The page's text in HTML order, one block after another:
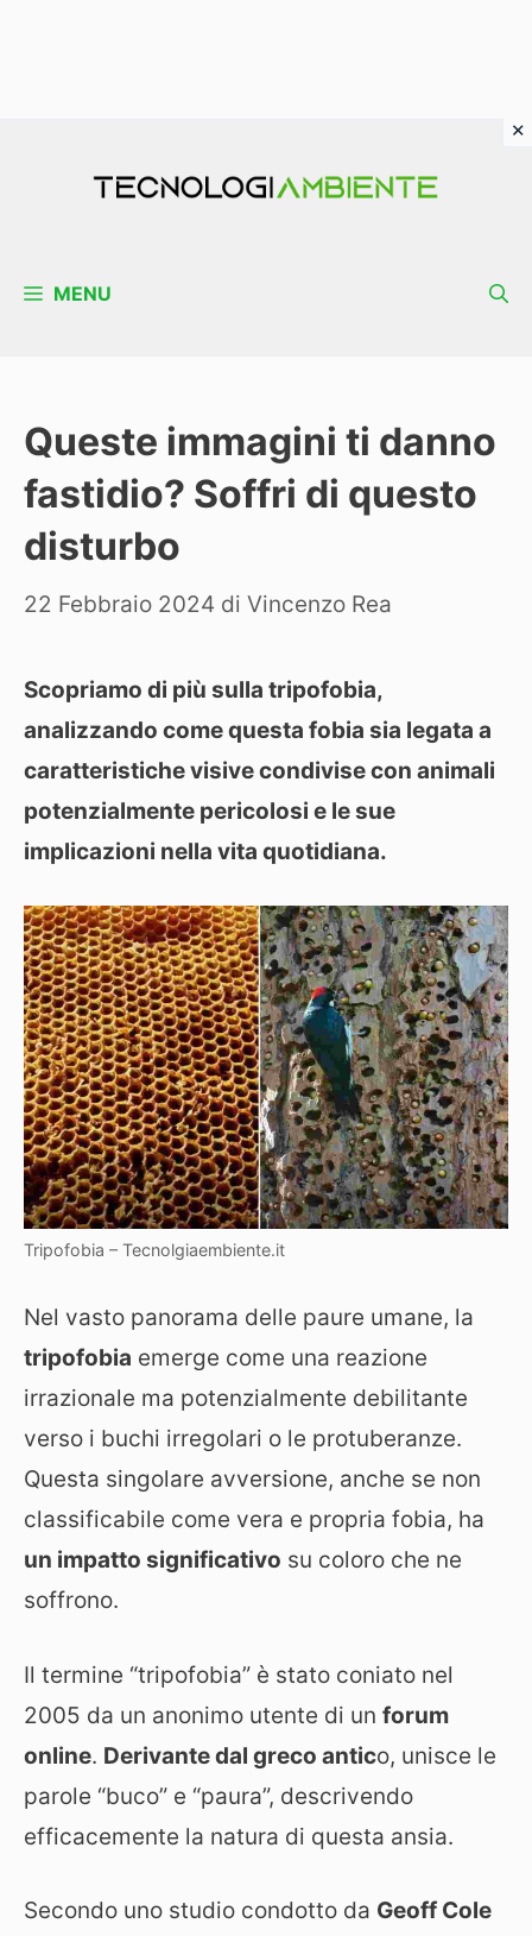
MENU
Queste immagini ti danno
fastidio? Soffri di questo
disturbo
22 Febbraio 2024 di Vincenzo Rea
Scopriamo di più sulla tripofobia,
analizzando come questa fobia sia legata a
caratteristiche visive condivise con animali
potenzialmente pericolosi e le sue
implicazioni nella vita quotidiana.
Tripofobia – Tecnolgiaembiente.it
Nel vasto panorama delle paure umane, la
tripofobia emerge come una reazione
irrazionale ma potenzialmente debilitante
verso i buchi irregolari o le protuberanze.
Questa singolare avversione, anche se non
classificabile come vera e propria fobia, ha
un impatto significativo su coloro che ne
soffrono.
Il termine “tripofobia” è stato coniato nel
2005 da un anonimo utente di un forum
online. Derivante dal greco antico, unisce le
parole “buco” e “paura”, descrivendo
efficacemente la natura di questa ansia.
Secondo uno studio condotto da Geoff Cole